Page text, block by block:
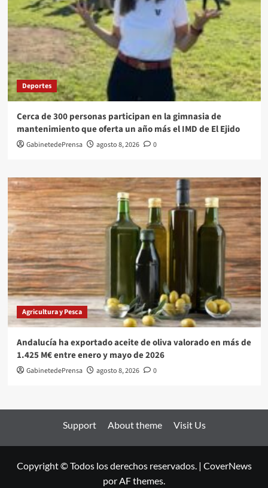
Deportes
Cerca de 300 personas participan en la gimnasia de
mantenimiento que oferta un año más el IMD de El Ejido
GabinetedePrensa agosto 8, 2026 0
Agricultura y Pesca
Andalucía ha exportado aceite de oliva valorado en más de
1.425 M€ entre enero y mayo de 2026
GabinetedePrensa agosto 8, 2026 0
Support About theme Visit Us
Copyright © Todos los derechos reservados. | CoverNews
por AF themes.